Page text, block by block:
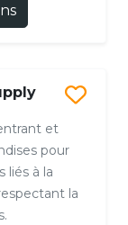
et
pour
liés à la
la